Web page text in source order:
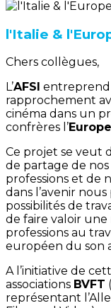
l'Italie &
Chers collègues,
L’AFSI
rapprochement
cinéma dans un
confrères l’
Ce projet se veut
de partage de
professions et de
dans l’avenir
possibilités de
de faire valoir
professions au
européen du son
A l’initiative de
associations BVFT
représentant